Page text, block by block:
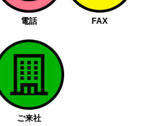
電話 FAX
ご来社